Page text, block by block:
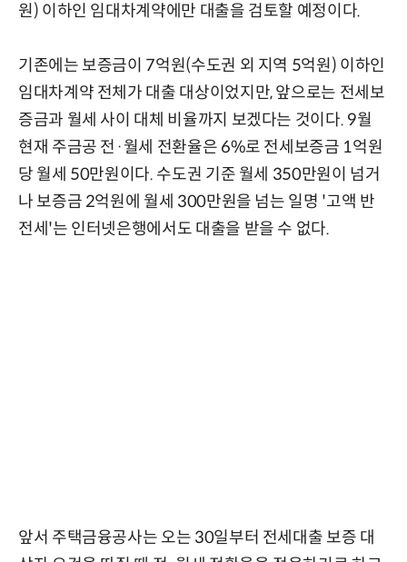
원) 이하인 임대차계약에만 대출을 검토할 예정이다.
기존에는 보증금이 7억원(수도권 외 지역 5억원) 이하인
임대차계약 전체가 대출 대상이었지만, 앞으로는 전세보
증금과 월세 사이 대체 비율까지 보겠다는 것이다. 9월
현재 주금공 전·월세 전환율은 6%로 전세보증금 1억원
당 월세 50만원이다. 수도권 기준 월세 350만원이 넘거
나 보증금 2억원에 월세 300만원을 넘는 일명 '고액 반
전세'는 인터넷은행에서도 대출을 받을 수 없다.
앞서 주택금융공사는 오는 30일부터 전세대출 보증 대